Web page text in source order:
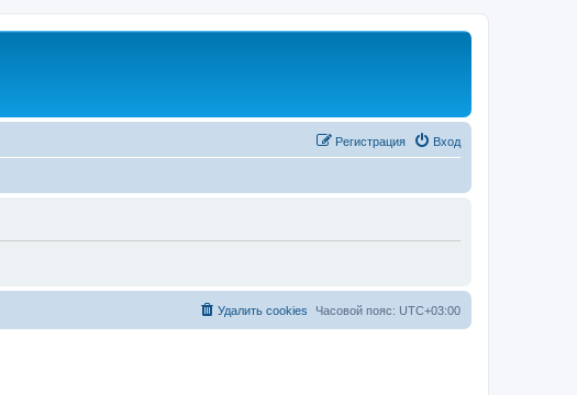
Вход
Регистрация
Часовой пояс: UTC+03:00
Удалить cookies